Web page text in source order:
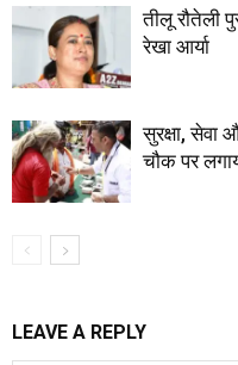
तीलू रौतेली
रेखा आर्या
सुरक्षा, सेवा
चौक पर
LEAVE A REPLY